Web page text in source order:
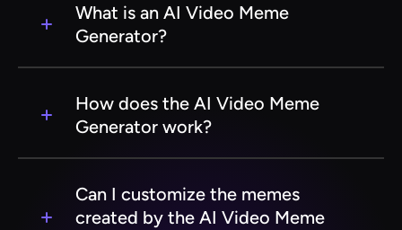
What is an AI Video Meme
Generator?
leverages artificial intelligence to create
humorous and engaging video memes. It
making it easier for users to produce viral
content quickly.
How does the AI Video Meme
Generator work?
learning algorithms to analyze video clips and
generate relevant captions or edits. Users can
Can I customize the memes
created by the AI Video Meme